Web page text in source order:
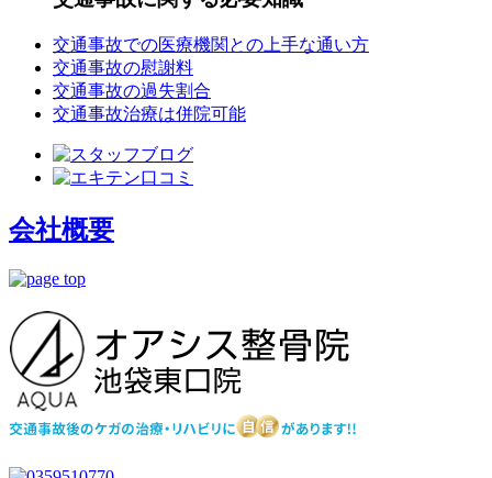
交通事故での医療機関との上手な通い方
交通事故の慰謝料
交通事故の過失割合
交通事故治療は併院可能
会社概要